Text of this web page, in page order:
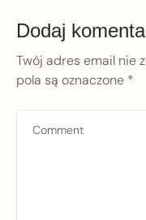
Dodaj
Twój adres email nie
pola są oznaczone *